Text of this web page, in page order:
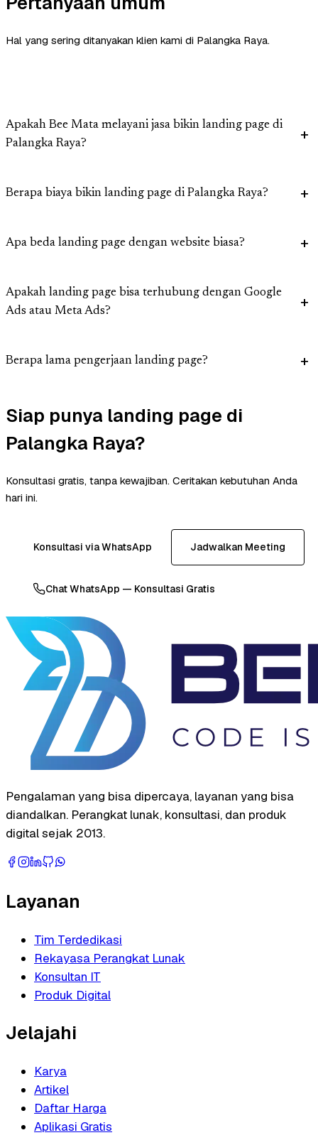
Hal yang sering ditanyakan klien kami di Palangka Raya.
Apakah Bee Mata melayani jasa bikin landing page di
Palangka Raya?
Berapa biaya bikin landing page di Palangka Raya?
Apa beda landing page dengan website biasa?
Apakah landing page bisa terhubung dengan Google
Ads atau Meta Ads?
Berapa lama pengerjaan landing page?
Siap punya landing page di
Palangka Raya?
Konsultasi gratis, tanpa kewajiban. Ceritakan kebutuhan Anda
hari ini.
Konsultasi via WhatsApp Jadwalkan Meeting
Chat WhatsApp — Konsultasi Gratis
Pengalaman yang bisa dipercaya, layanan yang bisa
diandalkan. Perangkat lunak, konsultasi, dan produk
digital sejak 2013.
Layanan
Tim Terdedikasi
Rekayasa Perangkat Lunak
Konsultan IT
Produk Digital
Jelajahi
Karya
Artikel
Daftar Harga
Aplikasi Gratis